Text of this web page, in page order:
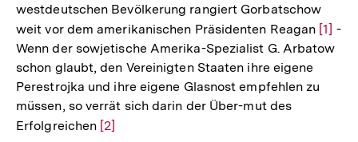
westdeutschen Bevölkerung rangiert Gorbatschow
weit vor dem amerikanischen Präsidenten Reagan Zur
[1] -
Wenn der sowjetische Amerika-Spezialist G. Arbatow
schon glaubt, den Vereinigten Staaten ihre eigene
Perestrojka und ihre eigene Glasnost empfehlen zu
müssen, so verrät sich darin der Über-mut des
Erfolgreichen Zur
[2]